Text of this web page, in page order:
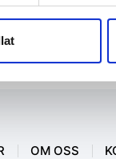
OM OSS